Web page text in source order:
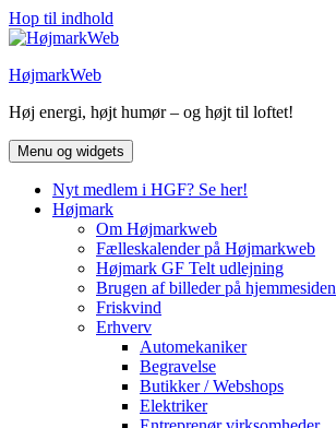
Hop til indhold
HøjmarkWeb
Høj energi, højt humør – og højt til loftet!
Menu og widgets
Nyt medlem i HGF? Se her!
Højmark
Om Højmarkweb
Fælleskalender på Højmarkweb
Højmark GF Telt udlejning
Brugen af billeder på hjemmesiden
Friskvind
Erhverv
Automekaniker
Begravelse
Butikker / Webshops
Elektriker